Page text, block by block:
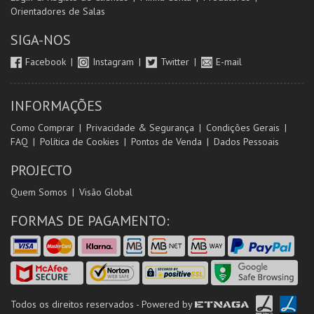
Orientadores de Salas
SIGA-NOS
Facebook Instagram Twitter E-mail
INFORMAÇÕES
Como Comprar Privacidade & Segurança
Condições Gerais
FAQ
Política de Cookies Pontos de Venda Dados Pessoais
PROJECTO
Quem Somos Visão Global
FORMAS DE PAGAMENTO:
Todos os direitos reservados - Powered by ETNAGA